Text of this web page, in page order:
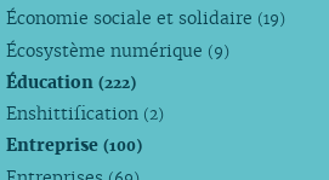
Économie sociale et solidaire (19)
Écosystème numérique (9)
Éducation(222)
Enshittification (2)
Entreprise(100)